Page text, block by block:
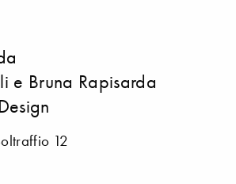
e Bruna Rapisarda
12